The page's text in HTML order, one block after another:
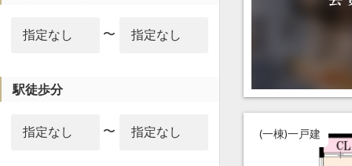
〜
駅徒歩分
〜 (一棟)一戸建